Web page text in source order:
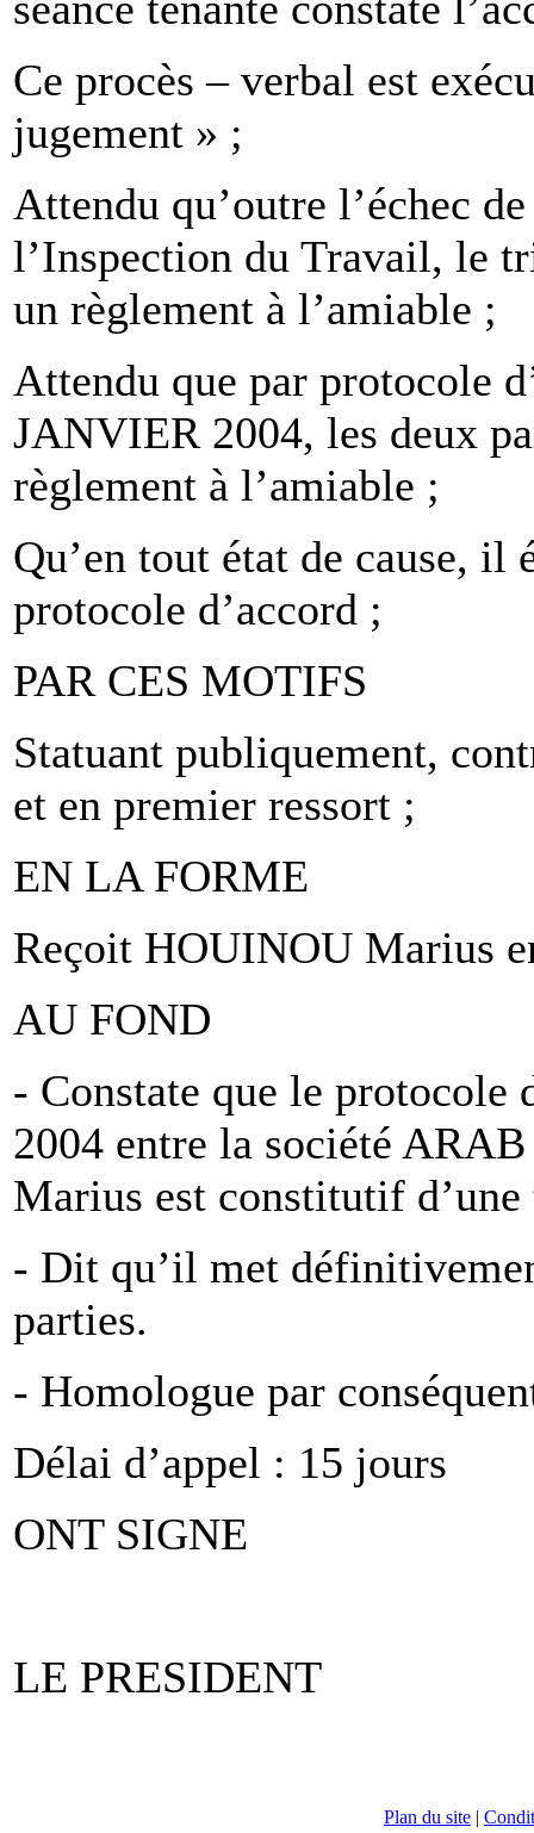
Ce procès – verbal est
jugement » ;
Attendu qu’outre l’échec
l’Inspection du Travail, le
un règlement à l’amiable ;
Attendu que par protocole
JANVIER 2004, les deux
règlement à l’amiable ;
Qu’en tout état de cause, il
protocole d’accord ;
PAR CES MOTIFS
Statuant publiquement,
et en premier ressort ;
EN LA FORME
Reçoit HOUINOU Marius
AU FOND
- Constate que le protocole
2004 entre la société
Marius est constitutif
- Dit qu’il met
parties.
- Homologue par
Délai d’appel : 15 jours
ONT SIGNE
LE PRESIDENT
Plan du site |